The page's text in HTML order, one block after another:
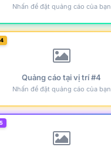
Nhấn để đặt quảng cáo của bạn
Quảng cáo tại vị trí #4
Nhấn để đặt quảng cáo của bạn